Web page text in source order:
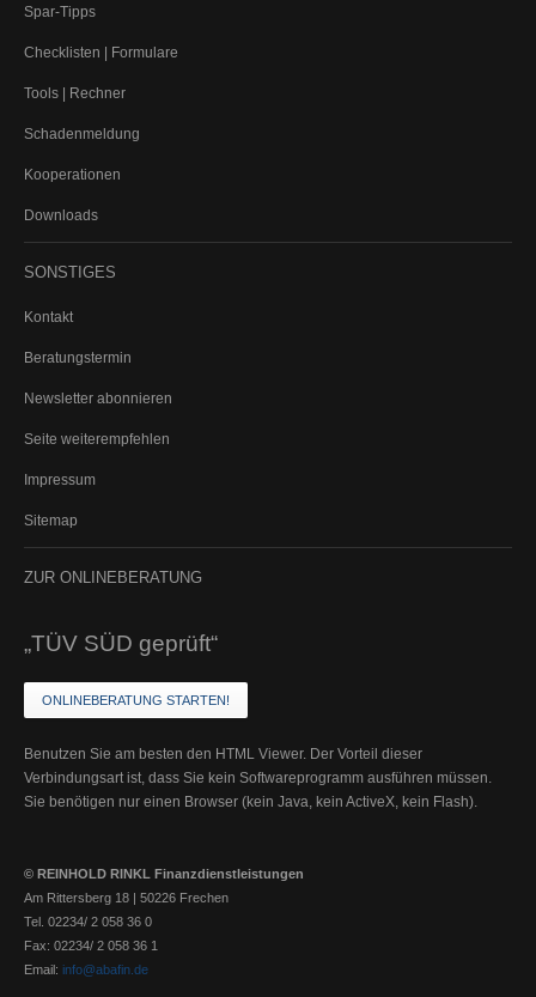
Pensionszusage
RENTENCHECK
Girokonto
Tagesgeld
Investmentfonds
Beteiligungen
Bausparen
IMMOBILIEN
Vermittlung
Spar-Tipps
Checklisten | Formulare
Tools | Rechner
Schadenmeldung
Kooperationen
Downloads
SONSTIGES
Kontakt
Beratungstermin
Newsletter abonnieren
Seite weiterempfehlen
Impressum
Sitemap
ZUR ONLINEBERATUNG
„TÜV SÜD geprüft“
ONLINEBERATUNG STARTEN!
Benutzen Sie am besten den HTML Viewer. Der Vorteil dieser
Verbindungsart ist, dass Sie kein Softwareprogramm ausführen müssen.
Sie benötigen nur einen Browser (kein Java, kein ActiveX, kein Flash).
© REINHOLD RINKL Finanzdienstleistungen
Am Rittersberg 18 | 50226 Frechen
Tel. 02234/ 2 058 36 0
Fax: 02234/ 2 058 36 1
Email: info@abafin.de